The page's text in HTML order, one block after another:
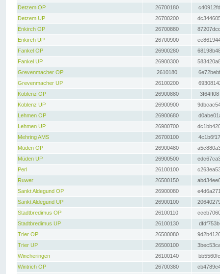
Detzem OP
26700180
Detzem UP
26700200
Enkirch OP
26700880
Enkirch UP
26700900
Fankel OP
26900280
Fankel UP
26900300
Grevenmacher OP
2610180
Grevenmacher UP
26100200
Koblenz OP
26900880
Koblenz UP
26900900
Lehmen OP
26900680
Lehmen UP
26900700
Mehring AMS
26700100
Müden OP
26900480
Müden UP
26900500
Perl
26100100
Ruwer
26500150
Sankt Aldegund OP
26900080
Sankt Aldegund UP
26900100
Stadtbredimus OP
26100110
Stadtbredimus UP
26100130
Trier OP
26500080
Trier UP
26500100
Wincheringen
26100140
Wintrich OP
26700380